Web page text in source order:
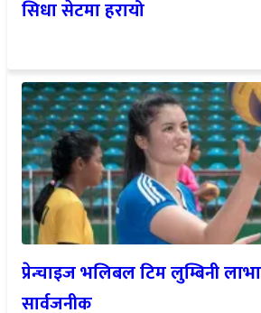
सिधा सेटमा हरायो
प्रेन्चाइज भलिबल टिम लुम्बिनी
सार्वजनीक